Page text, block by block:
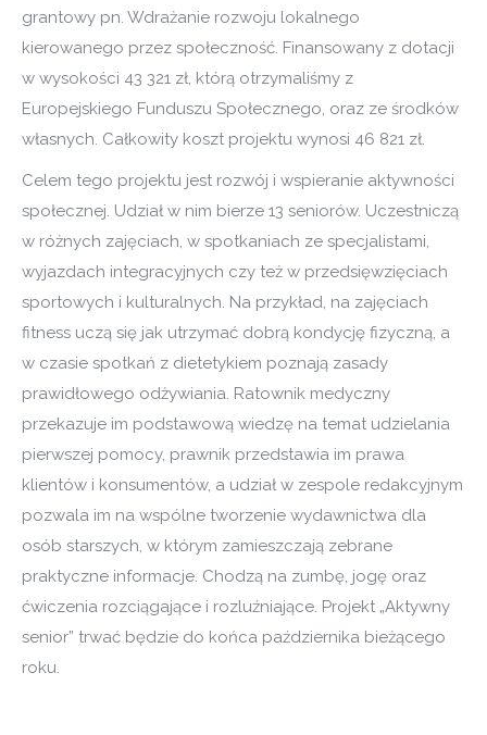
grantowy pn. Wdrażanie rozwoju lokalnego
kierowanego przez społeczność. Finansowany z dotacji
w wysokości 43 321 zł, którą otrzymaliśmy z
Europejskiego Funduszu Społecznego, oraz ze środków
własnych. Całkowity koszt projektu wynosi 46 821 zł.
Celem tego projektu jest rozwój i wspieranie aktywności
społecznej. Udział w nim bierze 13 seniorów. Uczestniczą
w różnych zajęciach, w spotkaniach ze specjalistami,
wyjazdach integracyjnych czy też w przedsięwzięciach
sportowych i kulturalnych. Na przykład, na zajęciach
fitness uczą się jak utrzymać dobrą kondycję fizyczną, a
w czasie spotkań z dietetykiem poznają zasady
prawidłowego odżywiania. Ratownik medyczny
przekazuje im podstawową wiedzę na temat udzielania
pierwszej pomocy, prawnik przedstawia im prawa
klientów i konsumentów, a udział w zespole redakcyjnym
pozwala im na wspólne tworzenie wydawnictwa dla
osób starszych, w którym zamieszczają zebrane
praktyczne informacje. Chodzą na zumbę, jogę oraz
ćwiczenia rozciągające i rozluźniające. Projekt „Aktywny
senior” trwać będzie do końca października bieżącego
roku.